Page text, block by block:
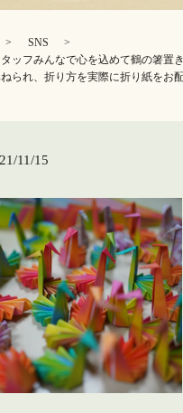
SNS
ッフみんなで心を込めて鶴の箸置
られ、折り方を実際に折り紙をお
11/15